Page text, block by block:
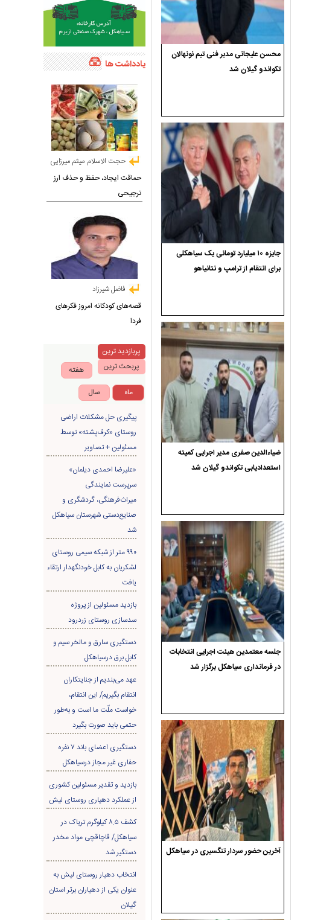
محسن علیجانی مدیر فنی تیم نونهالان
تکواندو گیلان شد
جایزه ۱۰ میلیارد تومانی یک سیاهکلی
برای انتقام از ترامپ و نتانیاهو
ضیاءالدین صفری مدیر اجرایی کمیته
استعدادیابی تکواندو گیلان شد
جلسه معتمدین هیئت اجرایی انتخابات
در فرمانداری سیاهکل برگزار شد
آخرین حضور سردار تنگسیری در سیاهکل
یادداشت ها
حجت الاسلام میثم میرزایی
حماقت ایجاد، حفظ و حذف ارز
ترجیحی
فاضل شیرزاد
قصه‌های کودکانه امروز فکرهای
فردا
پربازدید ترین
پربحث ترین
هفته
ماه
سال
پیگیری حل مشکلات اراضی
روستای «کرف‌پشته» توسط
مسئولین + تصاویر
«علیرضا احمدی دیلمان»
سرپرست نمایندگی
میراث‌فرهنگی، گردشگری و
صنایع‌دستی شهرستان سیاهکل
شد
۹۹۰ متر از شبکه سیمی روستای
لشکریان به کابل خودنگهدار ارتقاء
یافت
بازدید مسئولین از پروژه
سدسازی روستای زردرود
دستگیری سارق و مالخر سیم و
کابل برق درسیاهکل
عهد می‌بندیم از جنایتکاران
انتقام بگیریم/ این انتقام،
خواست ملّت ما است و به‌طور
حتمی باید صورت بگیرد
دستگیری اعضای باند ۷ نفره
حفاری غير مجاز درسیاهکل
بازدید و تقدیر مسئولین کشوری
از عملکرد دهیاری روستای لیش
کشف ۸.۵ کیلوگرم تریاک در
سیاهکل/ قاچاقچی مواد مخدر
دستگیر شد
انتخاب دهیار روستای لیش به
عنوان یکی از دهیاران برتر استان
گیلان